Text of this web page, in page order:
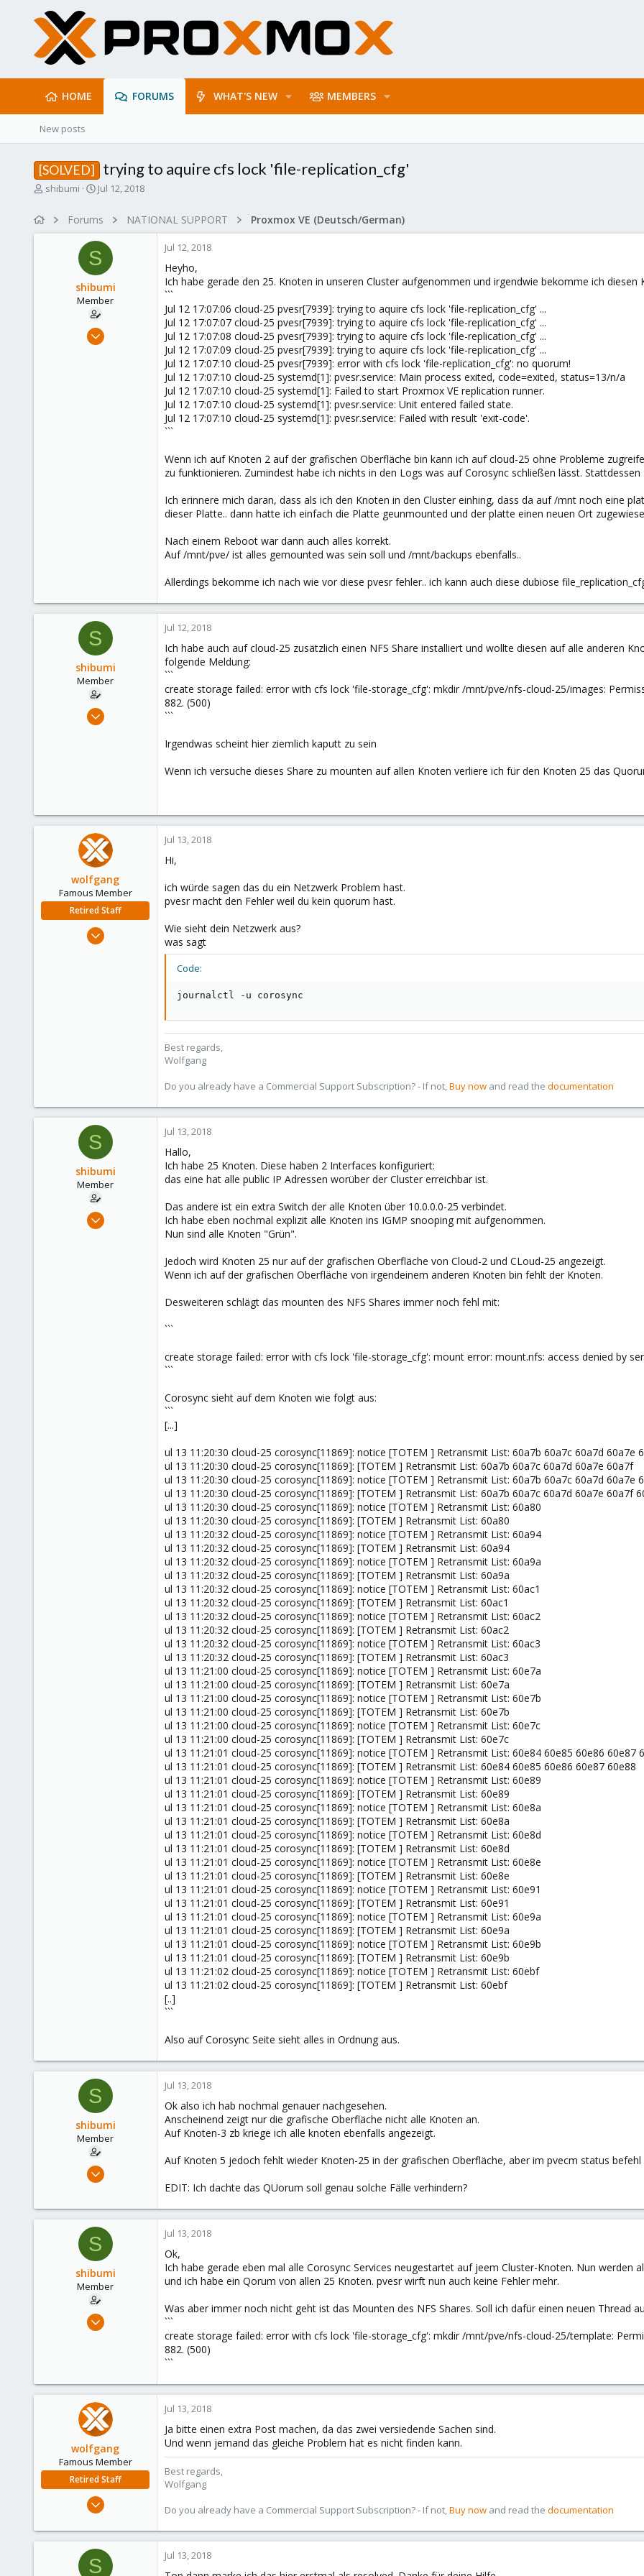
HOME FORUMS WHAT'S NEW MEMBERS
New posts
[SOLVED] trying to aquire cfs lock 'file-replication_cfg'
T
shibumi
S
r
t
d
a
t
e
Jul 12, 2018
Forums NATIONAL SUPPORT Proxmox VE (Deutsch/German)
S
shibumi
Member
Apr 6, 2018
Jul 12, 2018
Heyho,
Ich habe gerade den 25. Knoten in unseren Cluster aufgenommen und irgendwie bekomme ich
```
Jul 12 17:07:06 cloud-25 pvesr[7939]: trying to aquire cfs lock 'file-replication_cfg' ...
Jul 12 17:07:07 cloud-25 pvesr[7939]: trying to aquire cfs lock 'file-replication_cfg' ...
Jul 12 17:07:08 cloud-25 pvesr[7939]: trying to aquire cfs lock 'file-replication_cfg' ...
Jul 12 17:07:09 cloud-25 pvesr[7939]: trying to aquire cfs lock 'file-replication_cfg' ...
Jul 12 17:07:10 cloud-25 pvesr[7939]: error with cfs lock 'file-replication_cfg': no quorum!
Jul 12 17:07:10 cloud-25 systemd[1]: pvesr.service: Main process exited, code=exited, status=13/n/a
Jul 12 17:07:10 cloud-25 systemd[1]: Failed to start Proxmox VE replication runner.
Jul 12 17:07:10 cloud-25 systemd[1]: pvesr.service: Unit entered failed state.
Jul 12 17:07:10 cloud-25 systemd[1]: pvesr.service: Failed with result 'exit-code'.
```
Wenn ich auf Knoten 2 auf der grafischen Oberfläche bin kann ich auf cloud-25 ohne Probleme
zu funktionieren. Zumindest habe ich nichts in den Logs was auf Corosync schließen lässt.
Ich erinnere mich daran, dass als ich den Knoten in den Cluster einhing, dass da auf /mnt noch eine
dieser Platte.. dann hatte ich einfach die Platte geunmounted und der platte einen neuen Ort
Nach einem Reboot war dann auch alles korrekt.
Auf /mnt/pve/ ist alles gemounted was sein soll und /mnt/backups ebenfalls..
Allerdings bekomme ich nach wie vor diese pvesr fehler.. ich kann auch diese dubiose
S
shibumi
Member
Apr 6, 2018
Jul 12, 2018
Ich habe auch auf cloud-25 zusätzlich einen NFS Share installiert und wollte diesen auf alle anderen
folgende Meldung:
```
create storage failed: error with cfs lock 'file-storage_cfg': mkdir /mnt/pve/nfs-cloud-25/images:
882. (500)
```
Irgendwas scheint hier ziemlich kaputt zu sein
Wenn ich versuche dieses Share zu mounten auf allen Knoten verliere ich für den Knoten 25 das
wolfgang
Famous Member
Retired Staff
Oct 1, 2014
Jul 13, 2018
Hi,
ich würde sagen das du ein Netzwerk Problem hast.
pvesr macht den Fehler weil du kein quorum hast.
Wie sieht dein Netzwerk aus?
was sagt
Code:
journalctl -u corosync
Best regards,
Wolfgang
Do you already have a Commercial Support Subscription? - If not,Buy now and read the documentation
S
shibumi
Member
Apr 6, 2018
Jul 13, 2018
Hallo,
Ich habe 25 Knoten. Diese haben 2 Interfaces konfiguriert:
das eine hat alle public IP Adressen worüber der Cluster erreichbar ist.
Das andere ist ein extra Switch der alle Knoten über 10.0.0.0-25 verbindet.
Ich habe eben nochmal explizit alle Knoten ins IGMP snooping mit aufgenommen.
Nun sind alle Knoten "Grün".
Jedoch wird Knoten 25 nur auf der grafischen Oberfläche von Cloud-2 und CLoud-25 angezeigt.
Wenn ich auf der grafischen Oberfläche von irgendeinem anderen Knoten bin fehlt der Knoten.
Desweiteren schlägt das mounten des NFS Shares immer noch fehl mit:
```
create storage failed: error with cfs lock 'file-storage_cfg': mount error: mount.nfs: access denied by
```
Corosync sieht auf dem Knoten wie folgt aus:
```
[...]
ul 13 11:20:30 cloud-25 corosync[11869]: notice [TOTEM ] Retransmit List: 60a7b 60a7c 60a7d 60a7e
ul 13 11:20:30 cloud-25 corosync[11869]: [TOTEM ] Retransmit List: 60a7b 60a7c 60a7d 60a7e 60a7f
ul 13 11:20:30 cloud-25 corosync[11869]: notice [TOTEM ] Retransmit List: 60a7b 60a7c 60a7d 60a7e
ul 13 11:20:30 cloud-25 corosync[11869]: [TOTEM ] Retransmit List: 60a7b 60a7c 60a7d 60a7e 60a7f
ul 13 11:20:30 cloud-25 corosync[11869]: notice [TOTEM ] Retransmit List: 60a80
ul 13 11:20:30 cloud-25 corosync[11869]: [TOTEM ] Retransmit List: 60a80
ul 13 11:20:32 cloud-25 corosync[11869]: notice [TOTEM ] Retransmit List: 60a94
ul 13 11:20:32 cloud-25 corosync[11869]: [TOTEM ] Retransmit List: 60a94
ul 13 11:20:32 cloud-25 corosync[11869]: notice [TOTEM ] Retransmit List: 60a9a
ul 13 11:20:32 cloud-25 corosync[11869]: [TOTEM ] Retransmit List: 60a9a
ul 13 11:20:32 cloud-25 corosync[11869]: notice [TOTEM ] Retransmit List: 60ac1
ul 13 11:20:32 cloud-25 corosync[11869]: [TOTEM ] Retransmit List: 60ac1
ul 13 11:20:32 cloud-25 corosync[11869]: notice [TOTEM ] Retransmit List: 60ac2
ul 13 11:20:32 cloud-25 corosync[11869]: [TOTEM ] Retransmit List: 60ac2
ul 13 11:20:32 cloud-25 corosync[11869]: notice [TOTEM ] Retransmit List: 60ac3
ul 13 11:20:32 cloud-25 corosync[11869]: [TOTEM ] Retransmit List: 60ac3
ul 13 11:21:00 cloud-25 corosync[11869]: notice [TOTEM ] Retransmit List: 60e7a
ul 13 11:21:00 cloud-25 corosync[11869]: [TOTEM ] Retransmit List: 60e7a
ul 13 11:21:00 cloud-25 corosync[11869]: notice [TOTEM ] Retransmit List: 60e7b
ul 13 11:21:00 cloud-25 corosync[11869]: [TOTEM ] Retransmit List: 60e7b
ul 13 11:21:00 cloud-25 corosync[11869]: notice [TOTEM ] Retransmit List: 60e7c
ul 13 11:21:00 cloud-25 corosync[11869]: [TOTEM ] Retransmit List: 60e7c
ul 13 11:21:01 cloud-25 corosync[11869]: notice [TOTEM ] Retransmit List: 60e84 60e85 60e86 60e87
ul 13 11:21:01 cloud-25 corosync[11869]: [TOTEM ] Retransmit List: 60e84 60e85 60e86 60e87 60e88
ul 13 11:21:01 cloud-25 corosync[11869]: notice [TOTEM ] Retransmit List: 60e89
ul 13 11:21:01 cloud-25 corosync[11869]: [TOTEM ] Retransmit List: 60e89
ul 13 11:21:01 cloud-25 corosync[11869]: notice [TOTEM ] Retransmit List: 60e8a
ul 13 11:21:01 cloud-25 corosync[11869]: [TOTEM ] Retransmit List: 60e8a
ul 13 11:21:01 cloud-25 corosync[11869]: notice [TOTEM ] Retransmit List: 60e8d
ul 13 11:21:01 cloud-25 corosync[11869]: [TOTEM ] Retransmit List: 60e8d
ul 13 11:21:01 cloud-25 corosync[11869]: notice [TOTEM ] Retransmit List: 60e8e
ul 13 11:21:01 cloud-25 corosync[11869]: [TOTEM ] Retransmit List: 60e8e
ul 13 11:21:01 cloud-25 corosync[11869]: notice [TOTEM ] Retransmit List: 60e91
ul 13 11:21:01 cloud-25 corosync[11869]: [TOTEM ] Retransmit List: 60e91
ul 13 11:21:01 cloud-25 corosync[11869]: notice [TOTEM ] Retransmit List: 60e9a
ul 13 11:21:01 cloud-25 corosync[11869]: [TOTEM ] Retransmit List: 60e9a
ul 13 11:21:01 cloud-25 corosync[11869]: notice [TOTEM ] Retransmit List: 60e9b
ul 13 11:21:01 cloud-25 corosync[11869]: [TOTEM ] Retransmit List: 60e9b
ul 13 11:21:02 cloud-25 corosync[11869]: notice [TOTEM ] Retransmit List: 60ebf
ul 13 11:21:02 cloud-25 corosync[11869]: [TOTEM ] Retransmit List: 60ebf
[..]
```
Also auf Corosync Seite sieht alles in Ordnung aus.
S
shibumi
Member
Apr 6, 2018
6
Jul 13, 2018
Ok also ich hab nochmal genauer nachgesehen.
Anscheinend zeigt nur die grafische Oberfläche nicht alle Knoten an.
Auf Knoten-3 zb kriege ich alle knoten ebenfalls angezeigt.
Auf Knoten 5 jedoch fehlt wieder Knoten-25 in der grafischen Oberfläche, aber im pvecm status
EDIT: Ich dachte das QUorum soll genau solche Fälle verhindern?
S
shibumi
Member
Apr 6, 2018
33
Jul 13, 2018
Ok,
Ich habe gerade eben mal alle Corosync Services neugestartet auf jeem Cluster-Knoten. Nun werden
und ich habe ein Qorum von allen 25 Knoten. pvesr wirft nun auch keine Fehler mehr.
Was aber immer noch nicht geht ist das Mounten des NFS Shares. Soll ich dafür einen neuen Thread
```
create storage failed: error with cfs lock 'file-storage_cfg': mkdir /mnt/pve/nfs-cloud-25/template:
882. (500)
```
wolfgang
Famous Member
Retired Staff
Oct 1, 2014
578
Jul 13, 2018
Ja bitte einen extra Post machen, da das zwei versiedende Sachen sind.
Und wenn jemand das gleiche Problem hat es nicht finden kann.
Best regards,
Wolfgang
Do you already have a Commercial Support Subscription? - If not,Buy now and read the documentation
S Jul 13, 2018